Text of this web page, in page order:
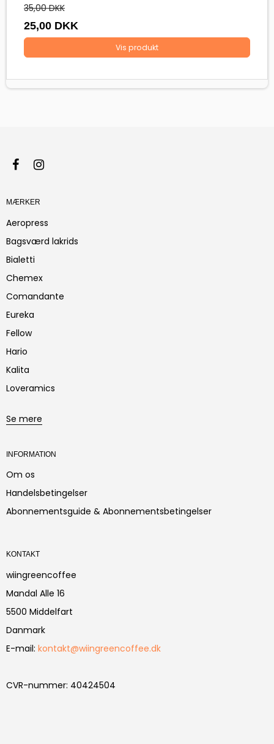
35,00 DKK
25,00 DKK
Vis produkt
MÆRKER
Aeropress
Bagsværd lakrids
Bialetti
Chemex
Comandante
Eureka
Fellow
Hario
Kalita
Loveramics
Se mere
INFORMATION
Om os
Handelsbetingelser
Abonnementsguide & Abonnementsbetingelser
KONTAKT
wiingreencoffee
Mandal Alle 16
5500 Middelfart
Danmark
E-mail: kontakt@wiingreencoffee.dk
CVR-nummer: 40424504